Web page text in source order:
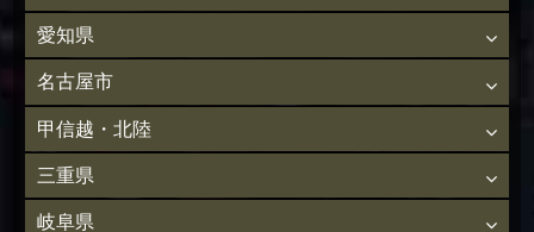
愛知県
名古屋市
甲信越・北陸
三重県
岐阜県